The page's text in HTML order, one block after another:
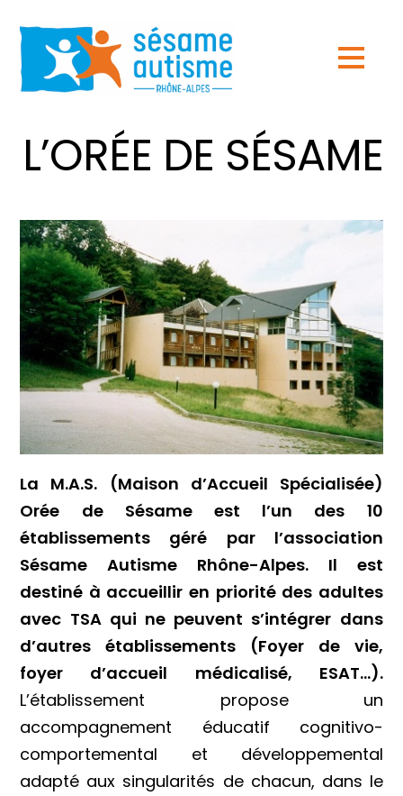
L’ORÉE DE SÉSAME
La M.A.S. (Maison d’Accueil Spécialisée)
Orée de Sésame est l’un des 10
établissements géré par l’association
Sésame Autisme Rhône-Alpes. Il est
destiné à accueillir en priorité des adultes
avec TSA qui ne peuvent s’intégrer dans
d’autres établissements (Foyer de vie,
foyer d’accueil médicalisé, ESAT…).
L’établissement propose un
accompagnement éducatif cognitivo-
comportemental et développemental
adapté aux singularités de chacun, dans le